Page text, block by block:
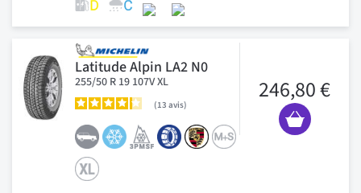
Latitude Alpin LA2 N0
255/50 R 19 107V XL
13 avis
246,80 €